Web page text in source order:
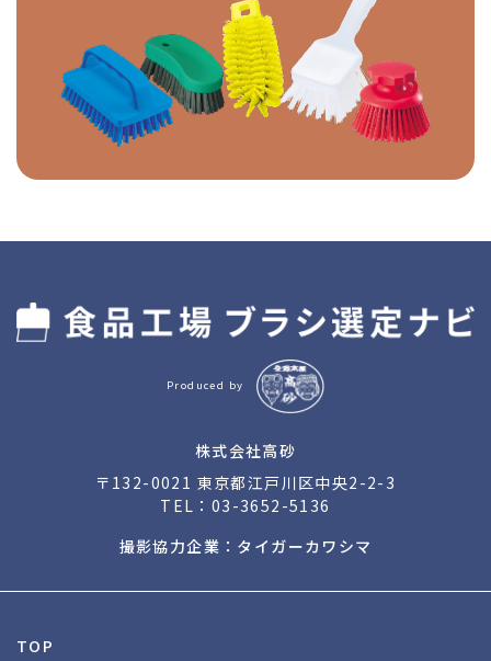
Produced by
株式会社高砂
〒132-0021 東京都江戸川区中央2-2-3
TEL： 03-3652-5136
撮影協力企業：タイガーカワシマ
TOP